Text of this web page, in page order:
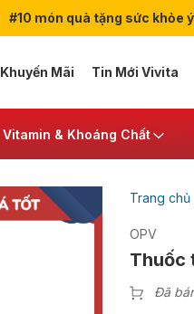
#10 món quà tặng sức khỏe
Mãi Tin Mới Vivita
Vitamin & Khoáng Chất
Trang chủ
OPV
Thuốc
Đã